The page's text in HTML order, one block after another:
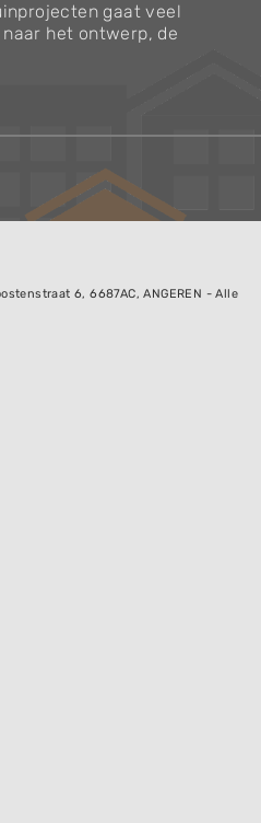
gaat veel
het ontwerp, de
6, 6687AC, ANGEREN - Alle